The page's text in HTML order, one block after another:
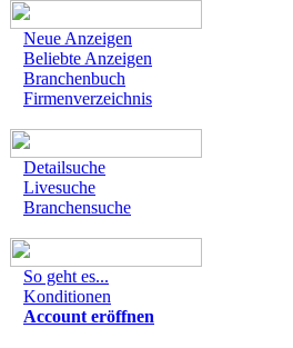
Neue Anzeigen
Beliebte Anzeigen
Branchenbuch
Firmenverzeichnis
Detailsuche
Livesuche
Branchensuche
So geht es...
Konditionen
Account eröffnen